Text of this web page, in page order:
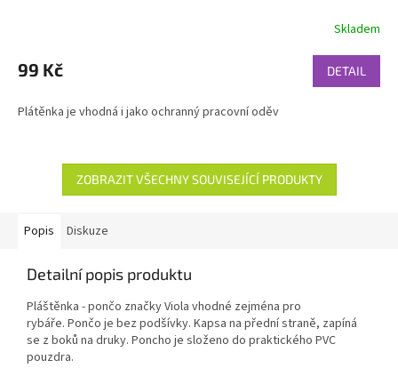
Skladem
99 Kč DETAIL
Plátěnka je vhodná i jako ochranný pracovní oděv
ZOBRAZIT VŠECHNY SOUVISEJÍCÍ PRODUKTY
Popis Diskuze
Detailní popis produktu
Pláštěnka - pončo značky Viola vhodné zejména pro
rybáře. Pončo je bez podšívky. Kapsa na přední straně, zapíná
se z boků na druky. Poncho je složeno do praktického PVC
pouzdra.